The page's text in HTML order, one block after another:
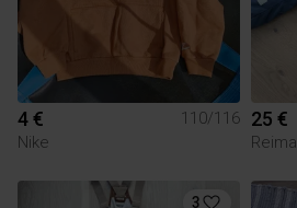
4 €
110/116
Nike
25 €
Reima
3